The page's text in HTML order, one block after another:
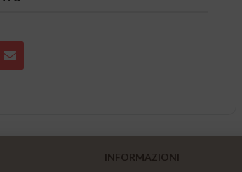
INFORMAZIONI